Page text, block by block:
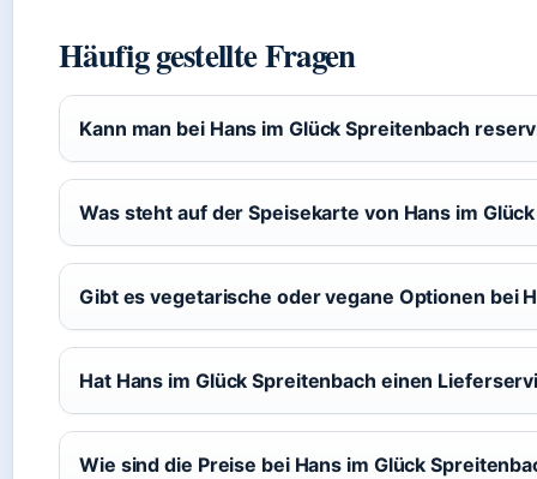
Häufig gestellte Fragen
Kann man bei Hans im Glück Spreitenbach
Was steht auf der Speisekarte von Hans im
Gibt es vegetarische oder vegane Optionen bei
Hat Hans im Glück Spreitenbach einen
Wie sind die Preise bei Hans im Glück